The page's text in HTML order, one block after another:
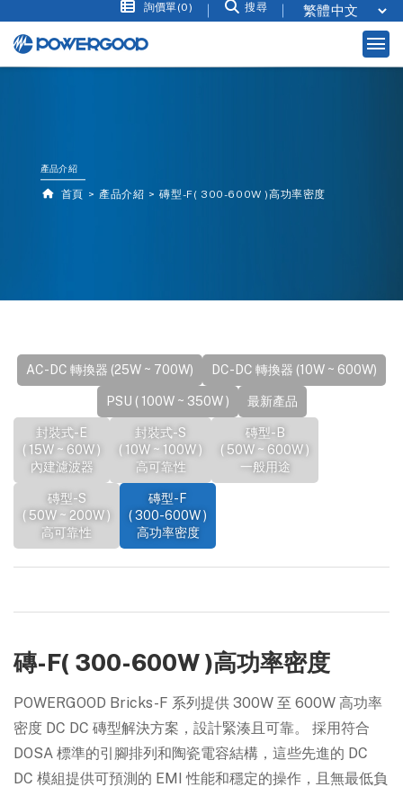
詢價單(0) 搜尋
產品介紹
首頁 產品介紹 磚型-F( 300-600W )高功率密度
AC-DC 轉換器 (25W ~ 700W) DC-DC 轉換器 (10W ~ 600W)
PSU ( 100W ~ 350W ) 最新產品
封裝式-E
( 15W ~ 60W )
內建濾波器
封裝式-S
( 10W ~ 100W )
高可靠性
磚型-B
( 50W ~ 600W )
一般用途
磚型-S
( 50W ~ 200W )
高可靠性
磚型-F
( 300-600W )
高功率密度
磚-F( 300-600W )高功率密度
POWERGOOD Bricks-F 系列提供 300W 至 600W 高功率
密度 DC DC 磚型解決方案，設計緊湊且可靠。 採用符合
DOSA 標準的引腳排列和陶瓷電容結構，這些先進的 DC
DC 模組提供可預測的 EMI 性能和穩定的操作，且無最低負